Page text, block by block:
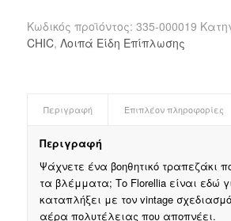
Κωδικός προϊόντος: 335-000019
CHIC, Λοιπά Είδη Επίπλωσης
Περιγραφή Επιπλέον πληροφορίες
Περιγραφή
Ψάχνετε ένα βοηθητικό τραπεζάκι
τα βλέμματα; Το Florellia είναι εδώ
καταπλήξει με τον vintage
αέρα πολυτέλειας που αποπνέει.